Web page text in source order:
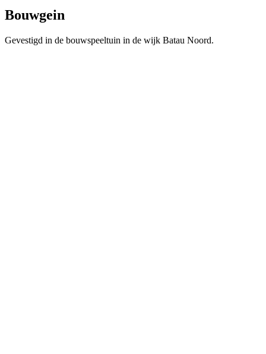
Bouwgein
Gevestigd in de bouwspeeltuin in de wijk Batau Noord.